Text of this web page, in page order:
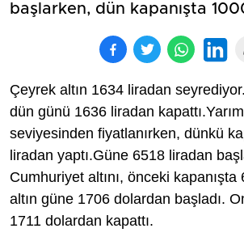
başlarken, dün kapanışta
Çeyrek altın 1634 liradan
dün günü 1636 liradan
seviyesinden fiyatlanırken, dünkü
liradan yaptı.Güne 6518 liradan
Cumhuriyet altını, önceki kapanışta
altın güne 1706 dolardan başladı.
1711 dolardan kapattı.